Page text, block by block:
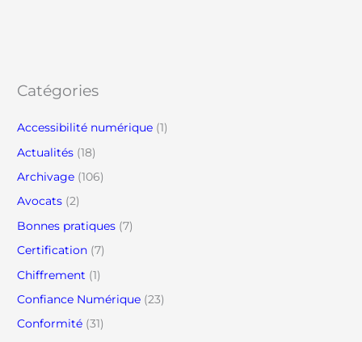
Catégories
Accessibilité numérique (1)
Actualités (18)
Archivage (106)
Avocats (2)
Bonnes pratiques (7)
Certification (7)
Chiffrement (1)
Confiance Numérique (23)
Conformité (31)